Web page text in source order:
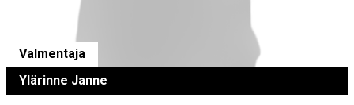
Valmentaja
Ylärinne Janne